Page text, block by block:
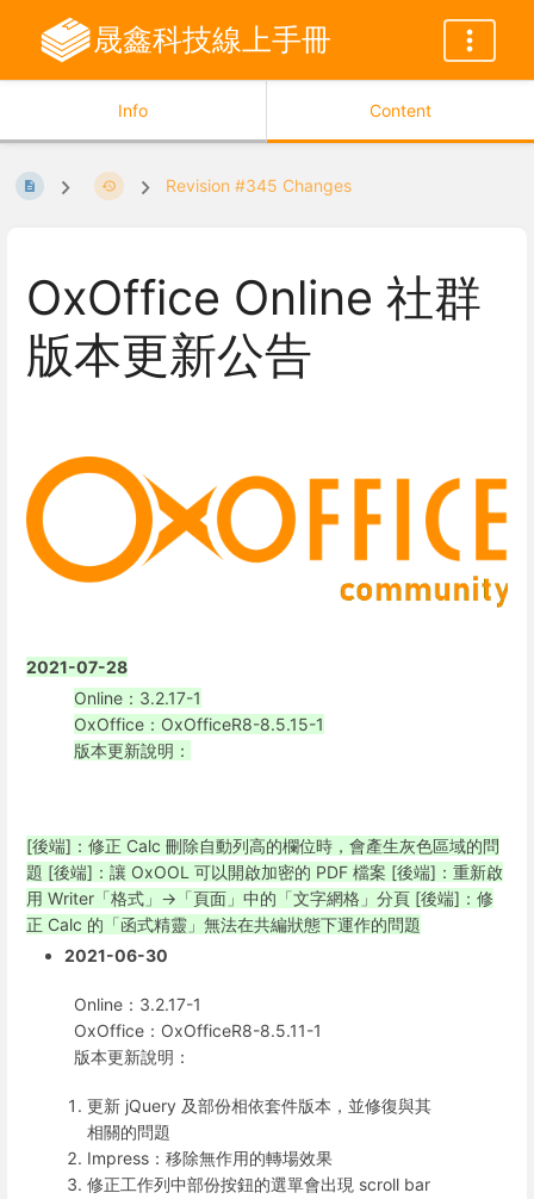
晟鑫科技線上手冊
Info Content
Revision #345 Changes
OxOffice Online 社群
版本更新公告
2021-07-28
Online：3.2.17-1
OxOffice：OxOfficeR8-8.5.15-1
版本更新說明：
[後端]：修正 Calc 刪除自動列高的欄位時，會產生灰色區域的問
題 [後端]：讓 OxOOL 可以開啟加密的 PDF 檔案 [後端]：重新啟
用 Writer「格式」→「頁面」中的「文字網格」分頁 [後端]：修
正 Calc 的「函式精靈」無法在共編狀態下運作的問題
2021-06-30
Online：3.2.17-1
OxOffice：OxOfficeR8-8.5.11-1
版本更新說明：
更新 jQuery 及部份相依套件版本，並修復與其
相關的問題
Impress：移除無作用的轉場效果
修正工作列中部份按鈕的選單會出現 scroll bar